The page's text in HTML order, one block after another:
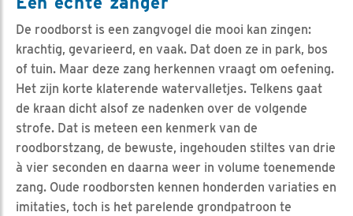
De roodborst is een zangvogel die mooi kan zingen:
krachtig, gevarieerd, en vaak. Dat doen ze in park, bos
of tuin. Maar deze zang herkennen vraagt om oefening.
Het zijn korte klaterende watervalletjes. Telkens gaat
de kraan dicht alsof ze nadenken over de volgende
strofe. Dat is meteen een kenmerk van de
roodborstzang, de bewuste, ingehouden stiltes van drie
à vier seconden en daarna weer in volume toenemende
zang. Oude roodborsten kennen honderden variaties en
imitaties, toch is het parelende grondpatroon te